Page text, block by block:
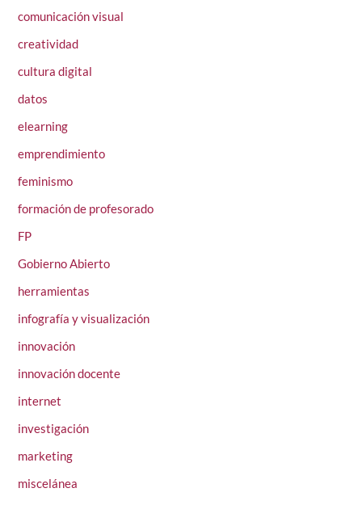
comunicación visual
creatividad
cultura digital
datos
elearning
emprendimiento
feminismo
formación de profesorado
FP
Gobierno Abierto
herramientas
infografía y visualización
innovación
innovación docente
internet
investigación
marketing
miscelánea